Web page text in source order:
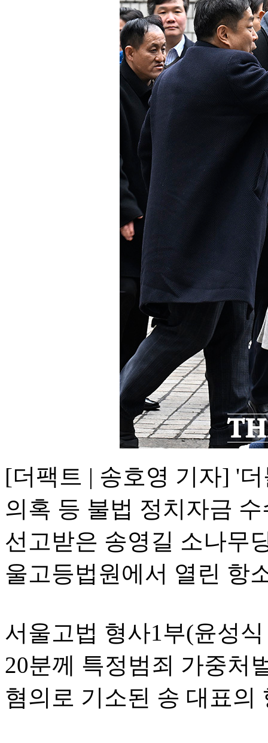
[더팩트 | 송호영 기자] '
의혹 등 불법 정치자금
선고받은 송영길 소나무
울고등법원에서 열린 항
서울고법 형사1부(윤성
20분께 특정범죄 가중처
혐의로 기소된 송 대표의